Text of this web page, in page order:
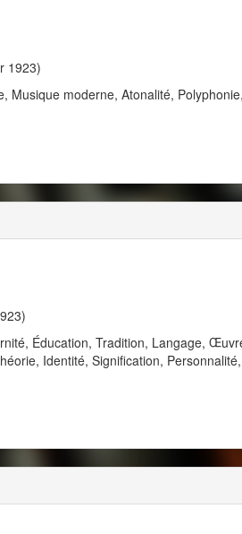
1923)
Musique moderne, Atonalité,
Éducation, Tradition, Langage,
Identité, Signification,